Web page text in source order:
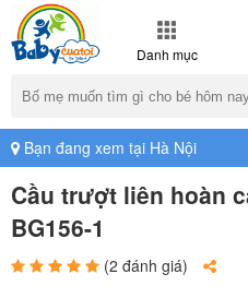
Danh mục
Bạn đang xem tại Hà Nội
Cầu trượt liên hoàn
BG156-1
(2 đánh giá)